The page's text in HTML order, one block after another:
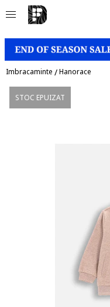
Imbracaminte /Hanorace
STOC EPUIZAT